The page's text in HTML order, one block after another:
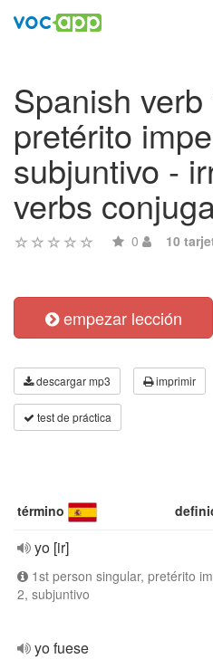
Spanish verb
pretérito
subjuntivo -
verbs
0 10
empezar lección
descargar mp3 imprimir
test de práctica
término
yo [ir]
1st person singular, pretérito
2, subjuntivo
yo fuese